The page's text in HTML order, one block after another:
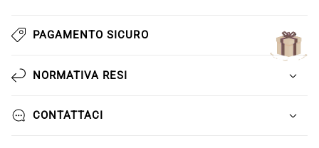
PAGAMENTO SICURO
NORMATIVA RESI
CONTATTACI